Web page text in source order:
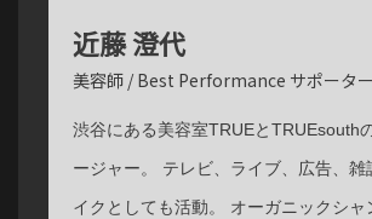
近藤 澄代
美容師 / Best Performance サポーター
渋谷にある美容室TRUEとTRUEsouth
ージャー。 テレビ、ライブ、広告、雑
イクとしても活動。 オーガニックシャ